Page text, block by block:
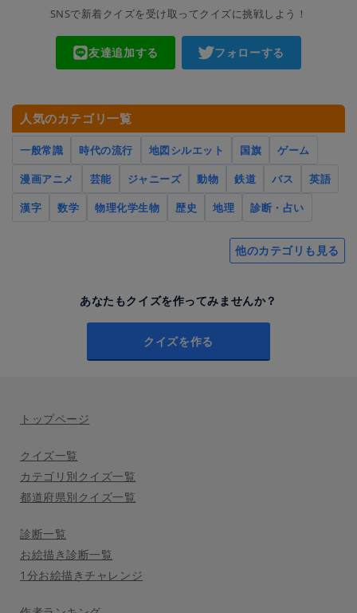
SNSで新着クイズを受け取ってクイズに挑戦しよう！
友達追加する フォローする
人気のカテゴリ一覧
一般常識 時代の流行 地図シルエット 国旗
ゲーム
漫画アニメ
芸能 ジャニーズ 動物 鉄道 バス
英語
漢字
数学 物理化学生物 歴史 地理 診断・占い
他のカテゴリも見る
あなたもクイズを作ってみませんか？
クイズを作る
トップページ
クイズ一覧
カテゴリ別クイズ一覧
都道府県別クイズ一覧
診断一覧
お絵描き診断一覧
1分お絵描きチャレンジ